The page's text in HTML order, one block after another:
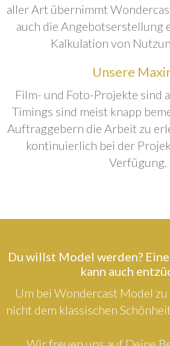
aller Art übernimmt
auch die Angebotserstellung
Kalkulation von
Unsere
Film- und Foto-Projekte sind
Timings sind meist knapp
Auftraggebern die Arbeit zu
kontinuierlich bei der
Verfügung.
Du willst Model werden?
kann auch
Um bei Wondercast Model
nicht dem klassischen